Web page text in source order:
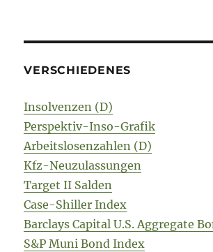
VERSCHIEDENES
Insolvenzen (D)
Perspektiv-Inso-Grafik
Arbeitslosenzahlen (D)
Kfz-Neuzulassungen
Target II Salden
Case-Shiller Index
Barclays Capital U.S. Aggregate
S&P Muni Bond Index